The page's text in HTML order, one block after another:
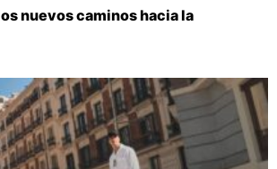
nuevos caminos hacia la